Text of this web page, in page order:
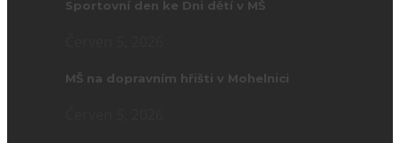
Sportovní den ke Dni dětí v MŠ
MŠ na dopravním hřišti v Mohelnici